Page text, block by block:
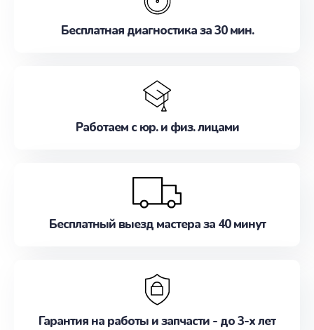
Бесплатная диагностика за 30 мин.
Работаем с юр. и физ. лицами
Бесплатный выезд мастера за 40 минут
Гарантия на работы и запчасти - до 3-х лет